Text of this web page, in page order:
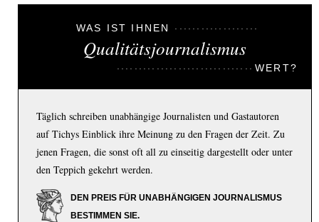
WAS IST IHNEN
Qualitätsjournalismus
WERT?
Täglich schreiben unabhängige Journalisten und Gastautoren
auf Tichys Einblick ihre Meinung zu den Fragen der Zeit. Zu
jenen Fragen, die sonst oft all zu einseitig dargestellt oder unter
den Teppich gekehrt werden.
DEN PREIS FÜR UNABHÄNGIGEN JOURNALISMUS
BESTIMMEN SIE.